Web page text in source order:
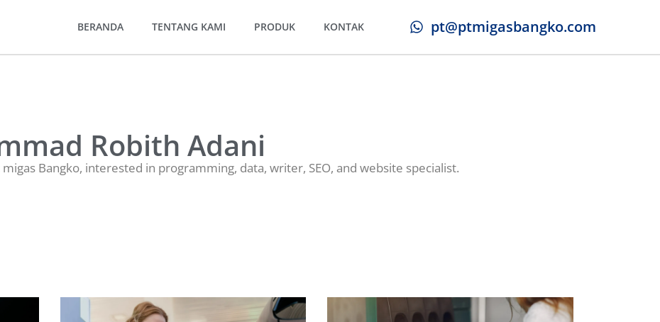
BERANDA TENTANG KAMI PRODUK KONTAK pt@ptmigasbangko.com
Robith Adani
Bangko, interested in programming, data, writer, SEO, and website specialist.